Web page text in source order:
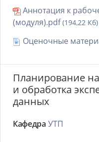
Аннотация к
(модуля).pdf(194,22 Кб)
Оценочные
Планирование
и обработка
данных
Кафедра УТП